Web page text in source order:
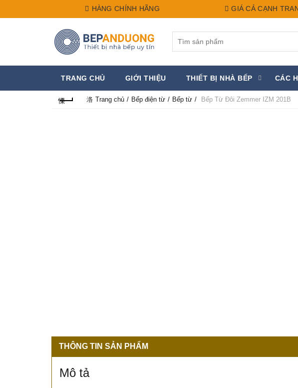
HÀNG CHÍNH HÃNG GIÁ CẢ CẠNH
TRANG CHỦ GIỚI THIỆU THIẾT BỊ NHÀ BẾP CÁC
Trang chủ Bếp điện từ Bếp từ Bếp Từ Đôi Zemmer IZM 201B
THÔNG TIN SẢN PHẨM
Mô tả